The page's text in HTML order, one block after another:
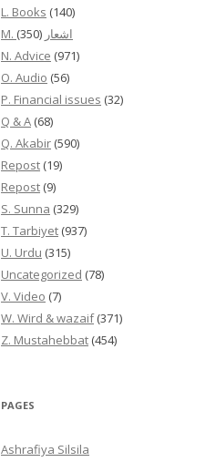
L. Books (140)
M. اشعار (350)
N. Advice (971)
O. Audio (56)
P. Financial issues (32)
Q & A (68)
Q. Akabir (590)
Repost (19)
Repost (9)
S. Sunna (329)
T. Tarbiyet (937)
U. Urdu (315)
Uncategorized (78)
V. Video (7)
W. Wird & wazaif(371)
Z. Mustahebbat (454)
PAGES
Ashrafiya Silsila